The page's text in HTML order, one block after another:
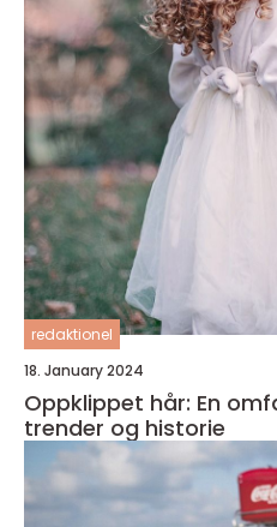
redaktionel
18. January 2024
Oppklippet hår: En
trender og historie